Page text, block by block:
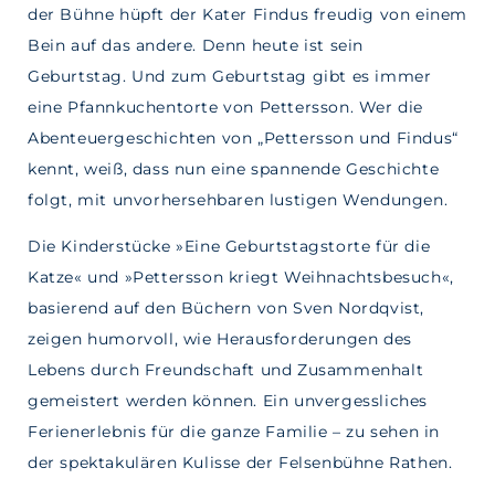
der Bühne hüpft der Kater Findus freudig von einem
Bein auf das andere. Denn heute ist sein
Geburtstag. Und zum Geburtstag gibt es immer
eine Pfannkuchentorte von Pettersson. Wer die
Abenteuergeschichten von „Pettersson und Findus“
kennt, weiß, dass nun eine spannende Geschichte
folgt, mit unvorhersehbaren lustigen Wendungen.
Die Kinderstücke »Eine Geburtstagstorte für die
Katze« und »Pettersson kriegt Weihnachtsbesuch«,
basierend auf den Büchern von Sven Nordqvist,
zeigen humorvoll, wie Herausforderungen des
Lebens durch Freundschaft und Zusammenhalt
gemeistert werden können. Ein unvergessliches
Ferienerlebnis für die ganze Familie – zu sehen in
der spektakulären Kulisse der Felsenbühne Rathen.